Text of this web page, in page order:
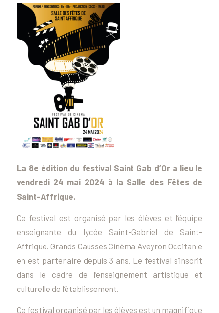
La 8e édition du festival Saint Gab d’Or a lieu le
vendredi 24 mai 2024 à la Salle des Fêtes de
Saint-Affrique.
Ce festival est organisé par les élèves et l’équipe
enseignante du lycée Saint-Gabriel de Saint-
Affrique. Grands Causses Cinéma Aveyron Occitanie
en est partenaire depuis 3 ans. Le festival s’inscrit
dans le cadre de l’enseignement artistique et
culturelle de l’établissement.
Ce festival organisé par les élèves est un magnifique